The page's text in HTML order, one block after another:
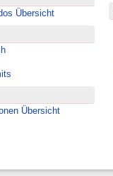
Übersicht
Übersicht